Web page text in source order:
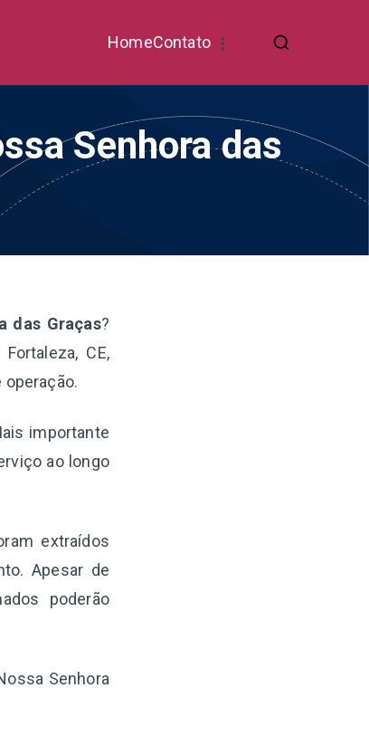
HomeContato
Senhora das
das Graças?
CE,
operação.
importante
ao longo
extraídos
Apesar de
poderão
Senhora